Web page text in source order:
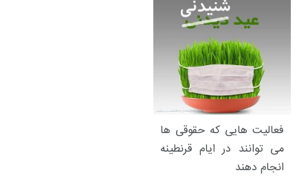
فعالیت هایی که حقوقی ها
می توانند در ایام قرنطینه
انجام دهند